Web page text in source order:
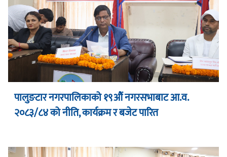
पालुङटार नगरपालिकाको १९औं नगरसभाबाट आ.व.
२०८३/८४ को नीति, कार्यक्रम र बजेट पारित